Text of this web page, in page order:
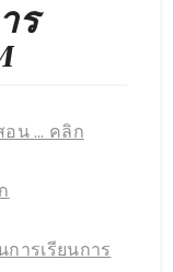
ร
อน … คลิก
ารเรียนการ